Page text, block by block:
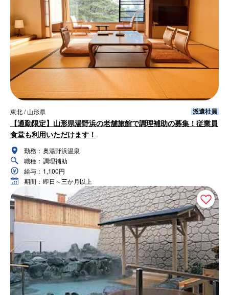
東北 / 山形県 派遣社員
【通勤限定】山形県湯野浜の老舗旅館で調理補助の募集！従業員
食堂も利用いただけます！
勤務： 奥湯野浜温泉
職種： 調理補助
給与： 1,100円
期間： 即日～三か月以上